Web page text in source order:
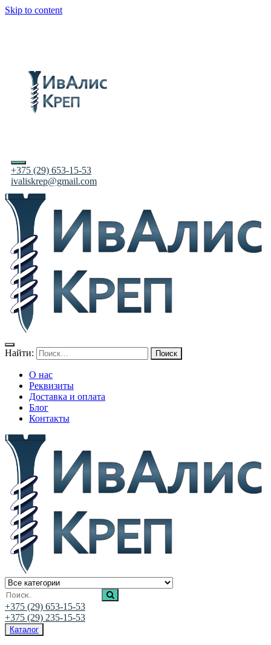
Skip to content
+375 (29) 653-15-53
ivaliskrep@gmail.com
Найти:
О нас
Реквизиты
Доставка и оплата
Блог
Контакты
Ивалис Креп
Магазин нержавеющего крепежа
+375 (29) 653-15-53
+375 (29) 235-15-53
Каталог